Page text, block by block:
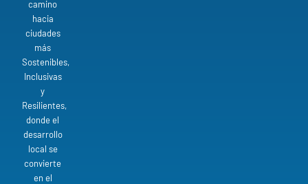
camino
hacia
ciudades
más
Sostenibles,
Inclusivas
y
Resilientes,
donde el
desarrollo
local se
convierte
en el